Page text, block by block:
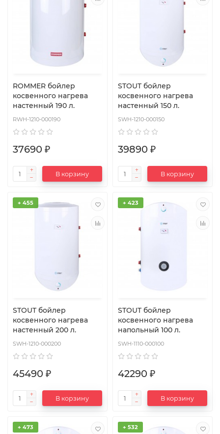
ROMMER бойлер
косвенного нагрева
настенный 190 л.
RWH-1210-000190
37690 ₽
В корзину
STOUT бойлер
косвенного нагрева
настенный 150 л.
SWH-1210-000150
39890 ₽
В корзину
+ 455
STOUT бойлер
косвенного нагрева
настенный 200 л.
SWH-1210-000200
45490 ₽
В корзину
+ 423
STOUT бойлер
косвенного нагрева
напольный 100 л.
SWH-1110-000100
42290 ₽
В корзину
+ 473 + 532